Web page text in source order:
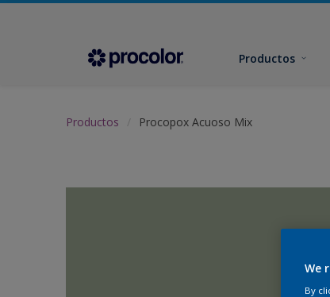
Productos
Productos Procopox Acuoso Mix
We
By